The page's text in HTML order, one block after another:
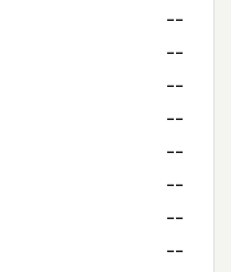
--
--
--
--
--
--
--
--